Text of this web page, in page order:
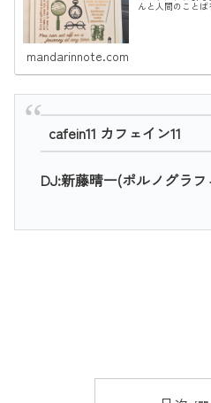
んと人間のこと
は、ラジオとい
mandarinnote.com
cafein11 カフェイン11
DJ:新藤晴一(ポルノグラ